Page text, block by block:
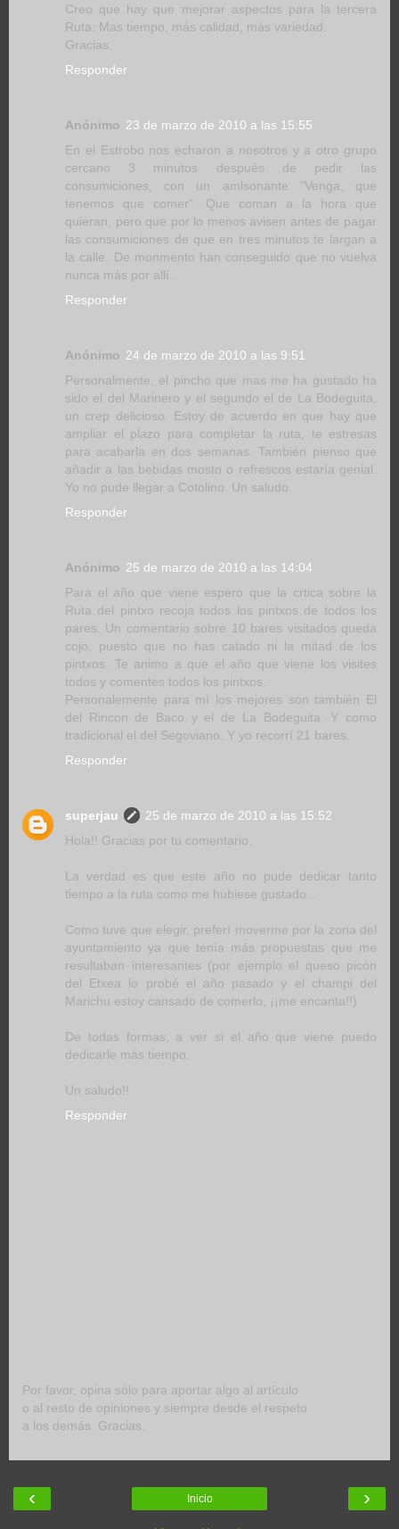
Creo que hay que mejorar aspectos para la tercera
Ruta: Mas tiempo, más calidad, más variedad.
Gracias.
Responder
Anónimo 23 de marzo de 2010 a las 15:55
En el Estrobo nos echaron a nosotros y a otro grupo
cercano 3 minutos después de pedir las
consumiciones, con un amlsonante "Venga, que
tenemos que comer". Que coman a la hora que
quieran, pero que por lo menos avisen antes de pagar
las consumiciones de que en tres minutos te largan a
la calle. De monmento han conseguido que no vuelva
nunca más por allí.
Responder
Anónimo 24 de marzo de 2010 a las 9:51
Personalmente, el pincho que mas me ha gustado ha
sido el del Marinero y el segundo el de La Bodeguita,
un crep delicioso. Estoy de acuerdo en que hay que
ampliar el plazo para completar la ruta, te estresas
para acabarla en dos semanas. También pienso que
añadir a las bebidas mosto o refrescos estaría genial.
Yo no pude llegar a Cotolino. Un saludo.
Responder
Anónimo 25 de marzo de 2010 a las 14:04
Para el año que viene espero que la crtica sobre la
Ruta del pintxo recoja todos los pintxos de todos los
pares. Un comentario sobre 10 bares visitados queda
cojo, puesto que no has catado ni la mitad de los
pintxos. Te animo a que el año que viene los visites
todos y comentes todos los pintxos.
Personalemente para mí los mejores son también El
del Rincon de Baco y el de La Bodeguita. Y como
tradicional el del Segoviano. Y yo recorrí 21 bares.
Responder
superjau
25 de marzo de 2010 a las 15:52
Hola!! Gracias por tu comentario.
La verdad es que este año no pude dedicar tanto
tiempo a la ruta como me hubiese gustado...
Como tuve que elegir, preferí moverme por la zona del
ayuntamiento ya que tenía más propuestas que me
resultaban interesantes (por ejemplo el queso picón
del Etxea lo probé el año pasado y el champi del
Marichu estoy cansado de comerlo, ¡¡me encanta!!)
De todas formas, a ver si el año que viene puedo
dedicarle más tiempo.
Un saludo!!
Responder
Por favor, opina sólo para aportar algo al artículo
o al resto de opiniones y siempre desde el respeto
a los demás. Gracias.
‹ ›
Inicio